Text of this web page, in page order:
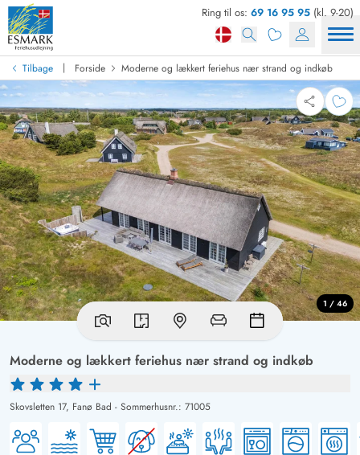
Ring til os: 69 16 95 95 (kl. 9-20)
Tilbage | Forside Moderne og lækkert feriehus nær strand og indkøb
Moderne og lækkert feriehus nær strand og indkøb
Skovsletten 17, Fanø Bad - Sommerhusnr.: 71005
1 / 46